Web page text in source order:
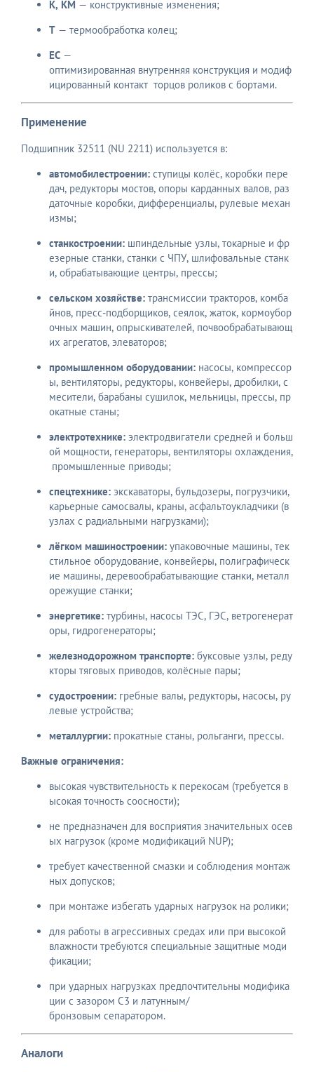
К, КМ — конструктивные изменения;
Т — термообработка колец;
EC —
оптимизированная внутренняя конструкция и модиф
ицированный контакт торцов роликов с бортами.
Применение
Подшипник 32511 (NU 2211) используется в:
автомобилестроении: ступицы колёс, коробки пере
дач, редукторы мостов, опоры карданных валов, раз
даточные коробки, дифференциалы, рулевые механ
измы;
станкостроении: шпиндельные узлы, токарные и фр
езерные станки, станки с ЧПУ, шлифовальные станк
и, обрабатывающие центры, прессы;
сельском хозяйстве: трансмиссии тракторов, комба
йнов, пресс‑подборщиков, сеялок, жаток, кормоубор
очных машин, опрыскивателей, почвообрабатывающ
их агрегатов, элеваторов;
промышленном оборудовании: насосы, компрессор
ы, вентиляторы, редукторы, конвейеры, дробилки, с
месители, барабаны сушилок, мельницы, прессы, пр
окатные станы;
электротехнике: электродвигатели средней и больш
ой мощности, генераторы, вентиляторы охлаждения,
промышленные приводы;
спецтехнике: экскаваторы, бульдозеры, погрузчики,
карьерные самосвалы, краны, асфальтоукладчики (в
узлах с радиальными нагрузками);
лёгком машиностроении: упаковочные машины, тек
стильное оборудование, конвейеры, полиграфическ
ие машины, деревообрабатывающие станки, металл
орежущие станки;
энергетике: турбины, насосы ТЭС, ГЭС, ветрогенерат
оры, гидрогенераторы;
железнодорожном транспорте: буксовые узлы, реду
кторы тяговых приводов, колёсные пары;
судостроении: гребные валы, редукторы, насосы, ру
левые устройства;
металлургии: прокатные станы, рольганги, прессы.
Важные ограничения:
высокая чувствительность к перекосам (требуется в
ысокая точность соосности);
не предназначен для восприятия значительных осев
ых нагрузок (кроме модификаций NUP);
требует качественной смазки и соблюдения монтаж
ных допусков;
при монтаже избегать ударных нагрузок на ролики;
для работы в агрессивных средах или при высокой
влажности требуются специальные защитные моди
фикации;
при ударных нагрузках предпочтительны модифика
ции с зазором C3 и латунным/
бронзовым сепаратором.
Аналоги